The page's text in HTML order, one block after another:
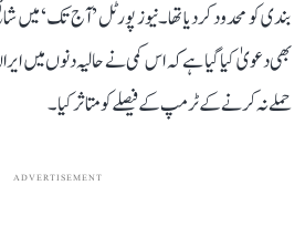
بندی کو محدود کر دیا تھا۔نیوز پورٹل ’آج تک‘
بھی دعویٰ کیا گیا ہے کہ اس کمی نے حالیہ دنوں میں
حملے نہ کرنے کے ٹرمپ کے فیصلے کو متاثر کیا۔
ADVERTISEMENT